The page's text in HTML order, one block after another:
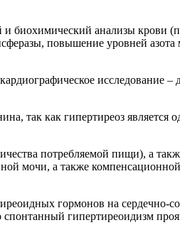
биохимический анализы крови
повышение уровней
исследование –
так как гипертиреоз является
потребляемой пищи), а
мочи, а также
гормонов на сердечно-
гипертиреоидизм